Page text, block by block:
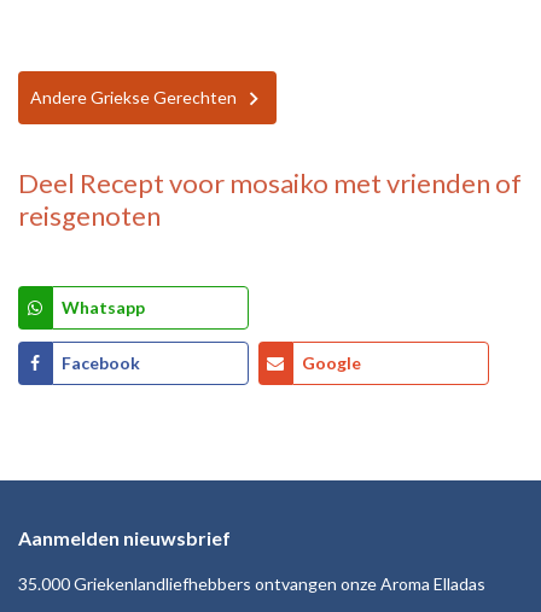
Andere Griekse Gerechten
Deel Recept voor mosaiko met vrienden of
reisgenoten
Whatsapp
Facebook Google
Aanmelden nieuwsbrief
35.000 Griekenlandliefhebbers ontvangen onze Aroma Elladas